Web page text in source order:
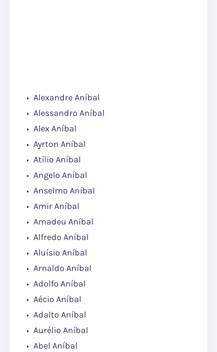
Alexandre Aníbal
Alessandro Aníbal
Alex Aníbal
Ayrton Aníbal
Atílio Aníbal
Angelo Aníbal
Anselmo Aníbal
Amir Aníbal
Amadeu Aníbal
Alfredo Aníbal
Aluísio Aníbal
Arnaldo Aníbal
Adolfo Aníbal
Aécio Aníbal
Adalto Aníbal
Aurélio Aníbal
Abel Aníbal